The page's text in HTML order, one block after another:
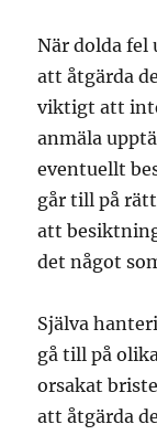
När dolda fel
att åtgärda
viktigt att
anmäla
eventuellt
går till på
att
det något
Själva
gå till på
orsakat
att åtgärda